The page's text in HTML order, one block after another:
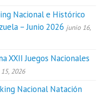
Nacional e Histórico
– Junio 2026 junio 16,
XXII Juegos Nacionales
2026
Nacional Natación